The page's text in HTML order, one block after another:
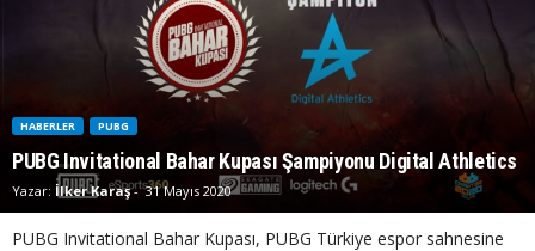
HABERLER PUBG
PUBG Invitational Bahar Kupası Şampiyonu Digital Athletics
Yazar: İlker Karaş- 31 Mayıs 2020
PUBG Invitational Bahar Kupası, PUBG Türkiye espor sahnesine